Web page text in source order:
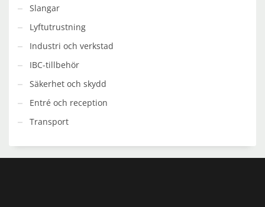
Slangar
Lyftutrustning
Industri och verkstad
IBC-tillbehör
Säkerhet och skydd
Entré och reception
Transport